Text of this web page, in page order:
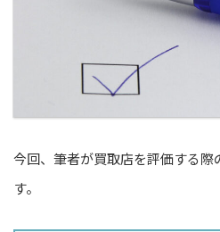
今回、筆者が買取店を評価する際
す。